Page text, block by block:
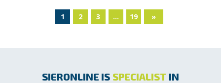
1 2 3 … 19 »
SIERONLINE IS SPECIALIST IN